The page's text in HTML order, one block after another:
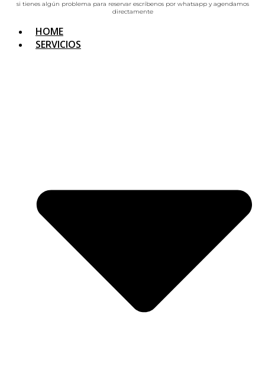
si tienes algún problema para reservar escríbenos por whatsapp y agendamos
directamente
HOME
SERVICIOS